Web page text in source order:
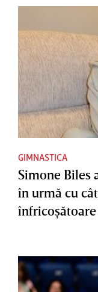
GIMNASTICA
Simone Biles
în urmă cu